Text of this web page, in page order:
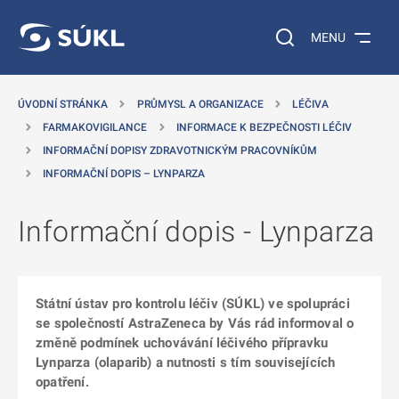
Vyhledávání na
MENU
ÚVODNÍ STRÁNKA PRŮMYSL A ORGANIZACE
LÉČIVA
FARMAKOVIGILANCE
INFORMACE K BEZPEČNOSTI LÉČIV
INFORMAČNÍ DOPISY ZDRAVOTNICKÝM PRACOVNÍKŮM
INFORMAČNÍ DOPIS – LYNPARZA
Informační dopis - Lynparza
Státní ústav pro kontrolu léčiv (SÚKL) ve spolupráci
se společností AstraZeneca by Vás rád informoval o
změně podmínek uchovávání léčivého přípravku
Lynparza (olaparib) a nutnosti s tím souvisejících
opatření.